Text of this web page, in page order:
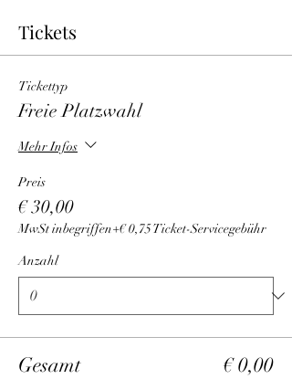
Tickets
Tickettyp
Freie Platzwahl
Mehr Infos
Preis
€ 30,00
MwSt inbegriffen+€ 0,75 Ticket-Servicegebühr
Anzahl
Gesamt € 0,00